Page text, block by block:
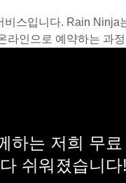
스입니다. Rain
인으로 예약하는 과
하는 저희 무
쉬워졌습니다!